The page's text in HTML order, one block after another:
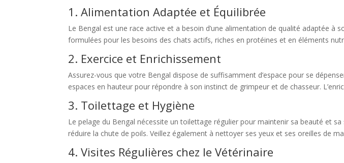
1. Alimentation Adaptée et Équilibrée
Le Bengal est une race active et a besoin d’une alimentation de qualité adaptée à
formulées pour les besoins des chats actifs, riches en protéines et en éléments
2. Exercice et Enrichissement
Assurez-vous que votre Bengal dispose de suffisamment d’espace pour se
espaces en hauteur pour répondre à son instinct de grimpeur et de chasseur.
3. Toilettage et Hygiène
Le pelage du Bengal nécessite un toilettage régulier pour maintenir sa beauté et
réduire la chute de poils. Veillez également à nettoyer ses yeux et ses oreilles de
4. Visites Régulières chez le Vétérinaire